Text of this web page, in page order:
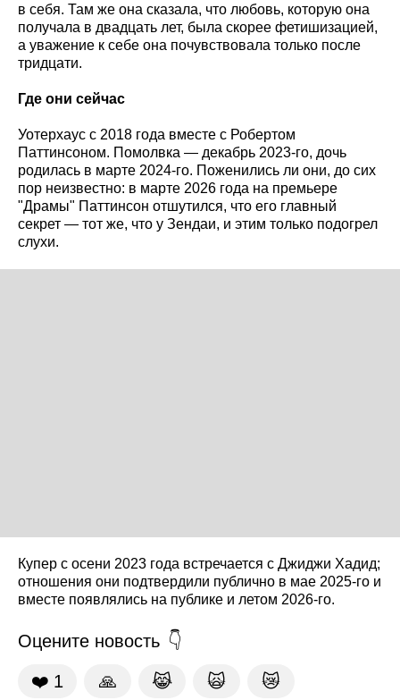
в себя. Там же она сказала, что любовь, которую она
получала в двадцать лет, была скорее фетишизацией,
а уважение к себе она почувствовала только после
тридцати.
Где они сейчас
Уотерхаус с 2018 года вместе с Робертом
Паттинсоном. Помолвка — декабрь 2023-го, дочь
родилась в марте 2024-го. Поженились ли они, до сих
пор неизвестно: в марте 2026 года на премьере
"Драмы" Паттинсон отшутился, что его главный
секрет — тот же, что у Зендаи, и этим только подогрел
слухи.
Купер с осени 2023 года встречается с Джиджи Хадид;
отношения они подтвердили публично в мае 2025-го и
вместе появлялись на публике и летом 2026-го.
Оцените новость
❤️ 1 🙏 😹 🙀 😿